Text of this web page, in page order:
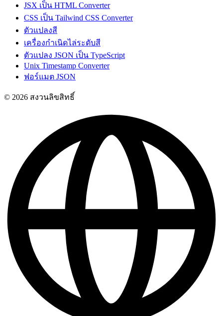
JSX เป็น HTML Converter
CSS เป็น Tailwind CSS Converter
ตัวแปลงสี
เครื่องกำเนิดไล่ระดับสี
ตัวแปลง JSON เป็น TypeScript
Unix Timestamp Converter
ฟอร์แมต JSON
© 2026 สงวนลิขสิทธิ์